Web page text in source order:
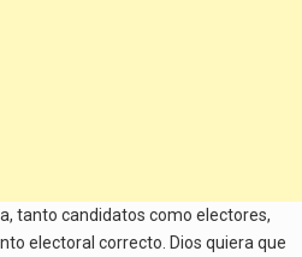
tanto candidatos como electores,
electoral correcto. Dios quiera que